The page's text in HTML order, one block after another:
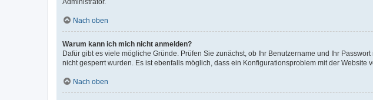
Nach oben
Warum kann ich mich nicht anmelden?
Dafür gibt es viele mögliche Gründe. Prüfen Sie zunächst, ob Ihr Benutzername und Ihr
nicht gesperrt wurden. Es ist ebenfalls möglich, dass ein Konfigurationsproblem mit der Website
Nach oben